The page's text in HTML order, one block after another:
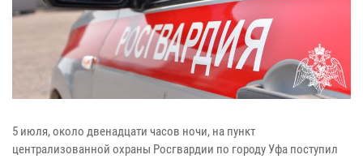
5 июля, около двенадцати часов ночи, на пункт
централизованной охраны Росгвардии по городу Уфа поступил